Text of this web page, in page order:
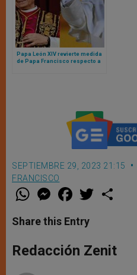
Papa León XIV revierte medida
de Papa Francisco respecto a
SEPTIEMBRE 29, 2023 21:15
FRANCISCO
W
t
s
p
p
M
e
s
e
g
e
F
a
e
b
o
k
w
r
Share this Entry
Redacción Zenit